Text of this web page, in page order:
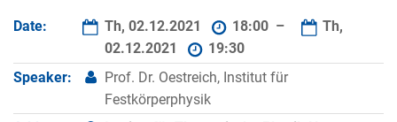
Date: Th, 02.12.2021 18:00 –
Th,
02.12.2021
19:30
Speaker:
Prof. Dr. Oestreich, Institut für
Festkörperphysik